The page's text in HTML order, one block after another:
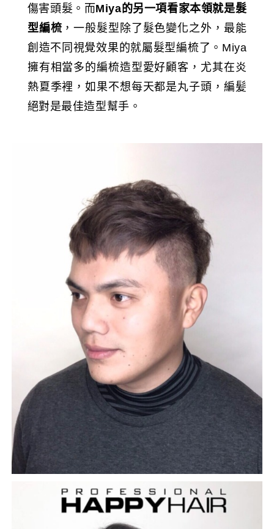
傷害頭髮。而Miya的另一項看家本領就是髮
型編梳 ，一般髮型除了髮色變化之外，最能
創造不同視覺效果的就屬髮型編梳了。Miya
擁有相當多的編梳造型愛好顧客，尤其在炎
熱夏季裡，如果不想每天都是丸子頭，編髪
絕對是最佳造型幫手。